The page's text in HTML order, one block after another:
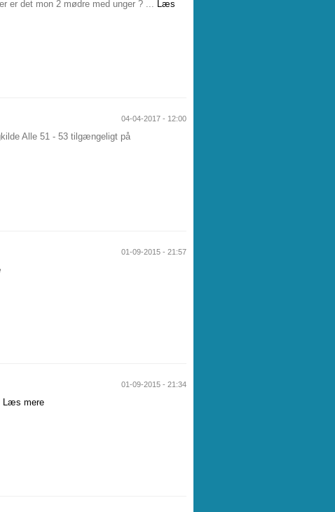
er det mon 2 mødre med unger ? ... Læs
04-04-2017 - 12:00
Alle 51 - 53 tilgængeligt på
01-09-2015 - 21:57
01-09-2015 - 21:34
Læs mere